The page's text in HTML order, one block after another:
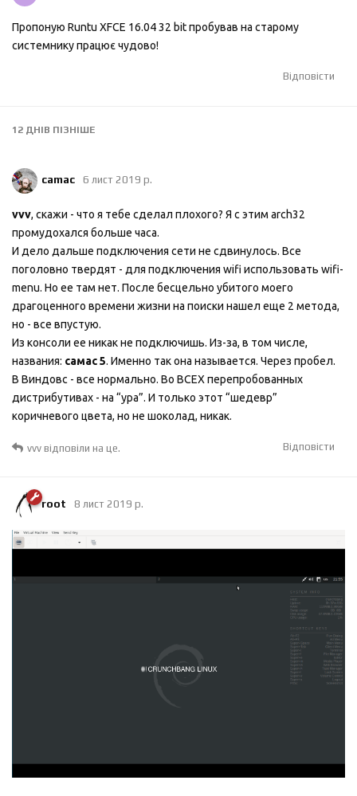
Пропоную Runtu XFCE 16.04 32 bit пробував на старому
системнику працює чудово!
Відповісти
12 ДНІВ ПІЗНІШЕ
camac 6 лист 2019 р.
vvv, скажи - что я тебе сделал плохого? Я с этим arch32
промудохался больше часа.
И дело дальше подключения сети не сдвинулось. Все
поголовно твердят - для подключения wifi использовать wifi-
menu. Но ее там нет. После бесцельно убитого моего
драгоценного времени жизни на поиски нашел еще 2 метода,
но - все впустую.
Из консоли ее никак не подключишь. Из-за, в том числе,
названия: самас 5. Именно так она называется. Через пробел.
В Виндовс - все нормально. Во ВСЕХ перепробованных
дистрибутивах - на “ура”. И только этот “шедевр”
коричневого цвета, но не шоколад, никак.
Відповісти
vvv відповіли на це.
root 8 лист 2019 р.